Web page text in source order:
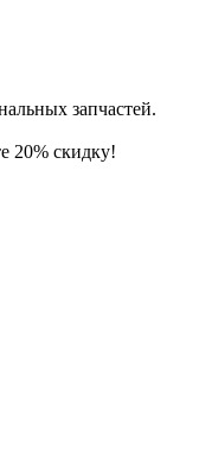
запчастей.
20% скидку!